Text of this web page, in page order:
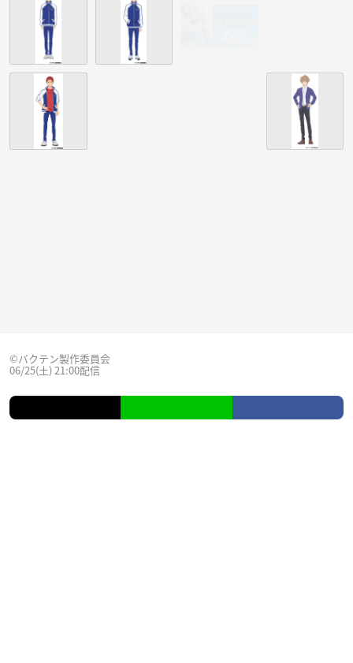
©バクテン製作委員会
06/25(土) 21:00配信